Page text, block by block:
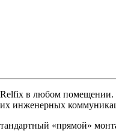
в любом помещении.
инженерных
«прямой»